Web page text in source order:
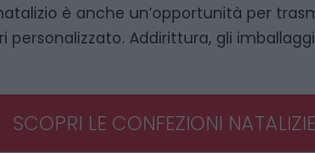
è anche un’opportunità per
Addirittura, gli
SCOPRI LE CONFEZIONI NATALIZIE